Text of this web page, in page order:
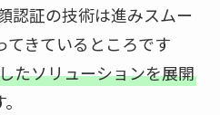
認証の技術は進みスムー
てきているところです
たソリューションを展開